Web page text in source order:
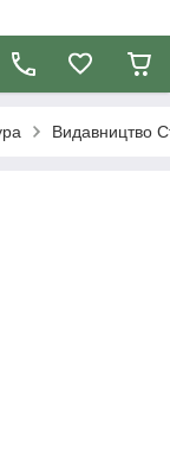
Видавництво